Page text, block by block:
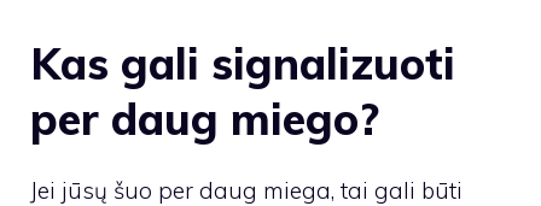
Kas gali signalizuoti
per daug miego?
Jei jūsų šuo per daug miega, tai gali būti